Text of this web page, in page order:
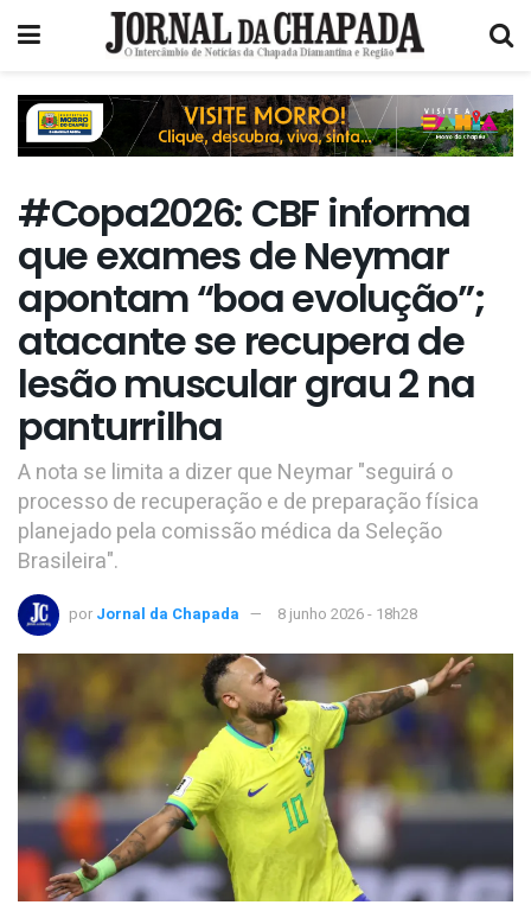
#Copa2026: CBF informa
que exames de Neymar
apontam “boa evolução”;
atacante se recupera de
lesão muscular grau 2 na
panturrilha
A nota se limita a dizer que Neymar "seguirá o
processo de recuperação e de preparação física
planejado pela comissão médica da Seleção
Brasileira".
por Jornal da Chapada 8 junho 2026 - 18h28